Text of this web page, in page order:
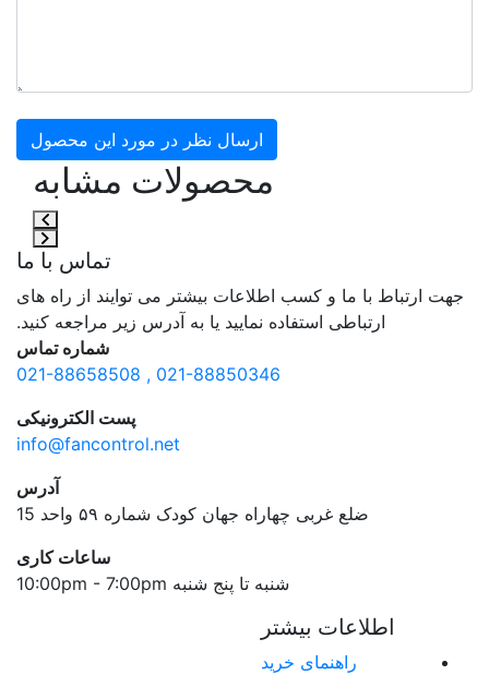
ارسال نظر در مورد این محصول
محصولات مشابه
تماس با ما
جهت ارتباط با ما و کسب اطلاعات بیشتر می توایند از راه های
ارتباطی استفاده نمایید یا به آدرس زیر مراجعه کنید.
شماره تماس
021-88850346 , 021-88658508
پست الکترونیکی
info@fancontrol.net
آدرس
ضلع غربی چهاراه جهان کودک شماره ۵۹ واحد 15
ساعات کاری
شنبه تا پنج شنبه 10:00pm - 7:00pm
اطلاعات بیشتر
راهنمای خرید